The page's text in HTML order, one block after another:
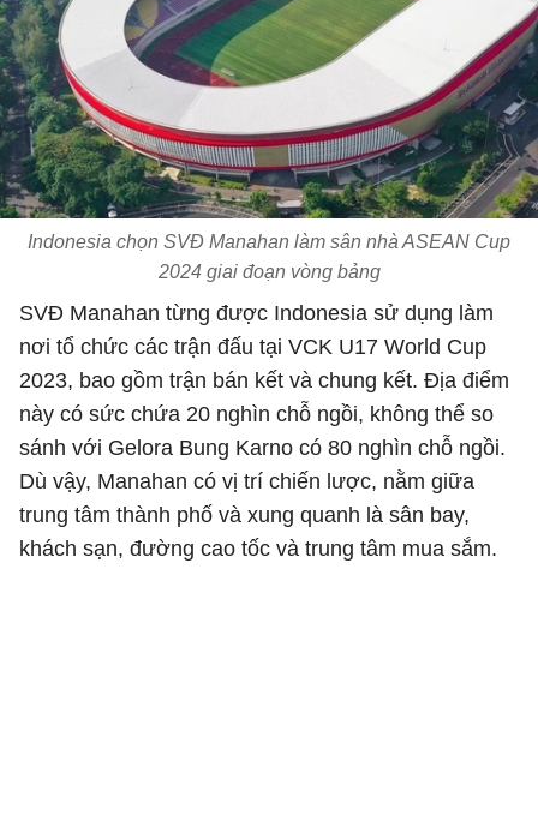
Indonesia chọn SVĐ Manahan làm sân nhà ASEAN Cup
2024 giai đoạn vòng bảng
SVĐ Manahan từng được Indonesia sử dụng làm
nơi tổ chức các trận đấu tại VCK U17 World Cup
2023, bao gồm trận bán kết và chung kết. Địa điểm
này có sức chứa 20 nghìn chỗ ngồi, không thể so
sánh với Gelora Bung Karno có 80 nghìn chỗ ngồi.
Dù vậy, Manahan có vị trí chiến lược, nằm giữa
trung tâm thành phố và xung quanh là sân bay,
khách sạn, đường cao tốc và trung tâm mua sắm.